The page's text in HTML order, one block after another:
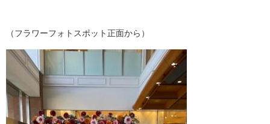
（フラワーフォトスポット正面から）